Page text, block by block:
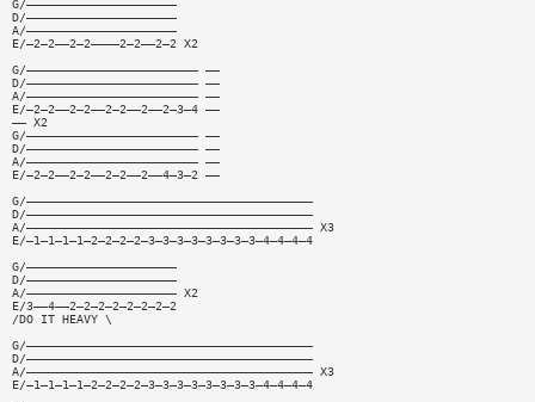
G/—————————————————————
D/—————————————————————
A/—————————————————————
E/—2—2——2—2————2—2——2—2 X2
G/———————————————————————— ——
D/———————————————————————— ——
A/———————————————————————— ——
E/—2—2——2—2——2—2——2——2—3—4 ——
—— X2
G/———————————————————————— ——
D/———————————————————————— ——
A/———————————————————————— ——
E/—2—2——2—2——2—2——2——4—3—2 ——
G/————————————————————————————————————————
D/————————————————————————————————————————
A/———————————————————————————————————————— X3
E/—1—1—1—1—2—2—2—2—3—3—3—3—3—3—3—3—4—4—4—4
G/—————————————————————
D/—————————————————————
A/————————————————————— X2
E/3——4——2—2—2—2—2—2—2—2
/DO IT HEAVY \
G/————————————————————————————————————————
D/————————————————————————————————————————
A/———————————————————————————————————————— X3
E/—1—1—1—1—2—2—2—2—3—3—3—3—3—3—3—3—4—4—4—4